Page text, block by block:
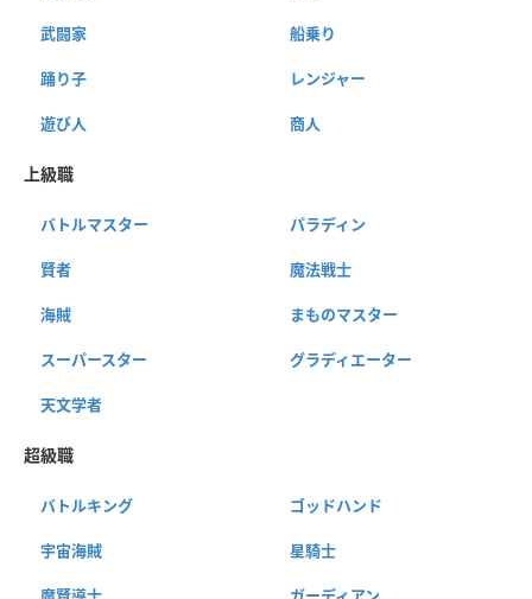
武闘家 船乗り
踊り子 レンジャー
遊び人 商人
上級職
バトルマスター パラディン
賢者 魔法戦士
海賊 まものマスター
スーパースター グラディエーター
天文学者
超級職
バトルキング ゴッドハンド
宇宙海賊 星騎士